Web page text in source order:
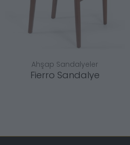
Ahşap Sandalyeler
Fierro Sandalye